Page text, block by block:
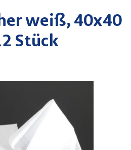
weiß, 40x40
Stück